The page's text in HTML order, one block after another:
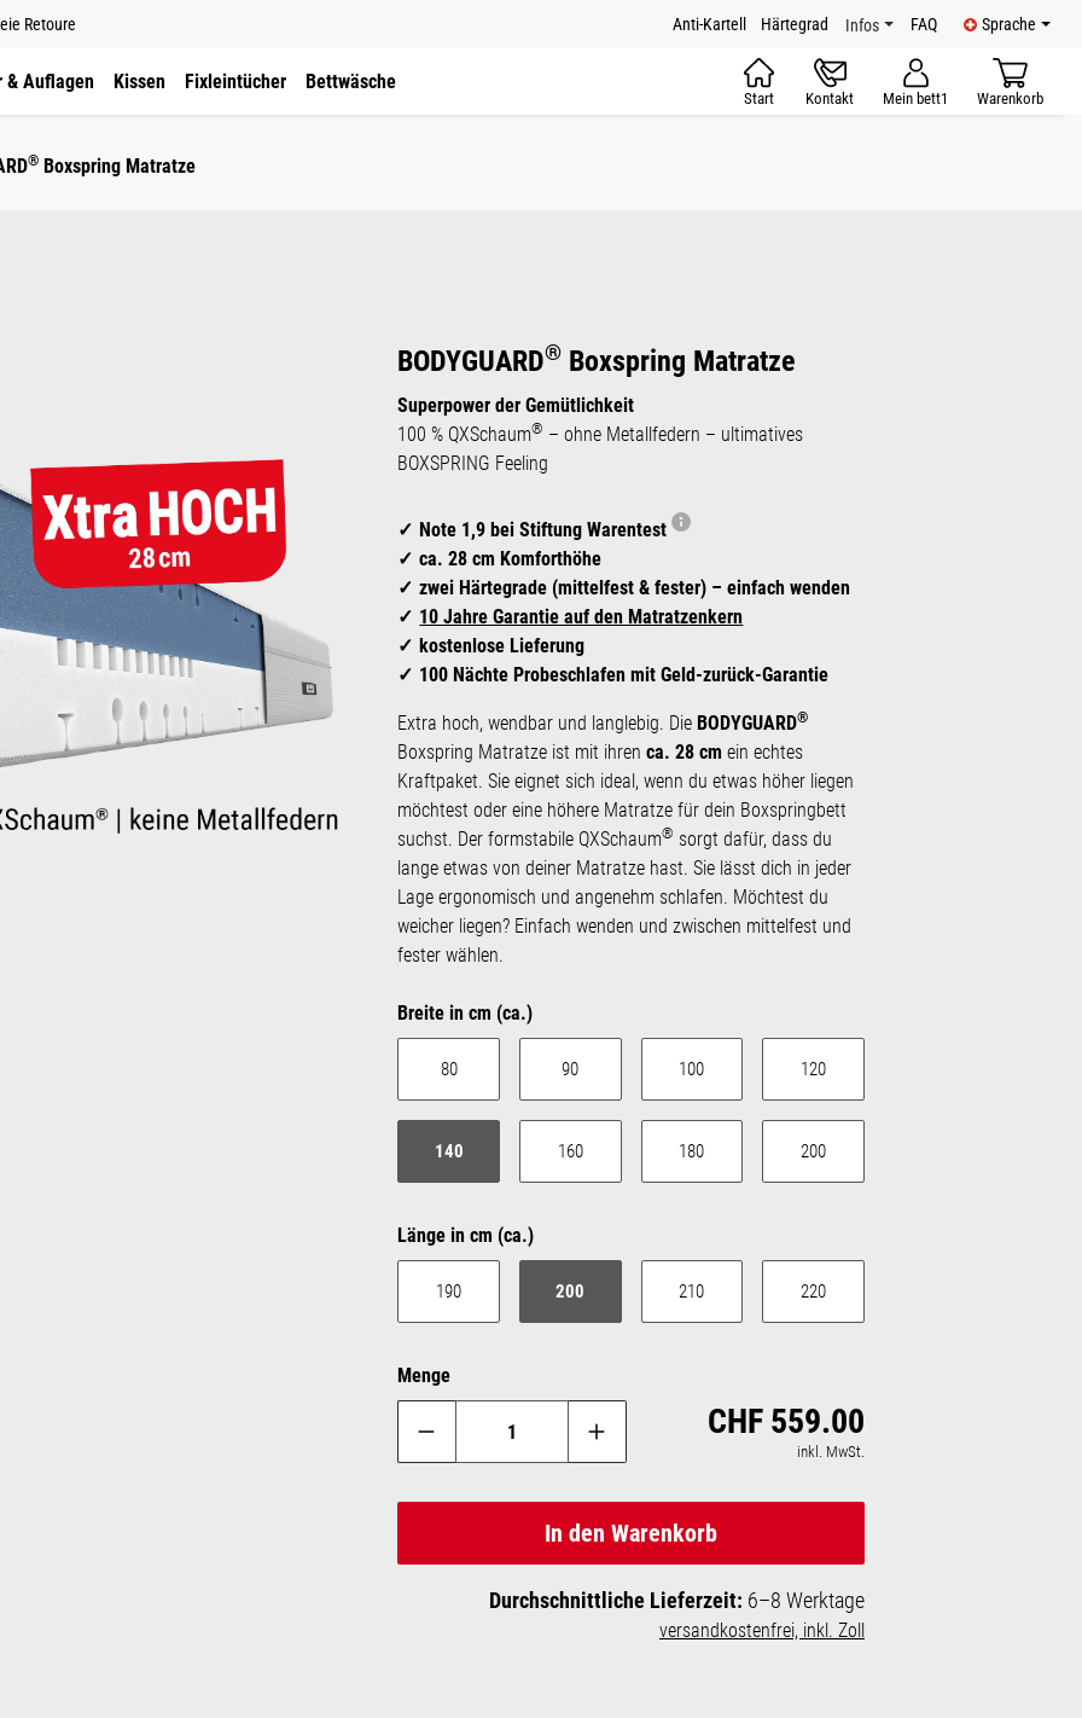
Retoure Anti-Kartell Härtegrad Infos FAQ Sprache
& Auflagen Kissen Fixleintücher Bettwäsche
Start Kontakt Mein bett1 Warenkorb
® Boxspring Matratze
BODYGUARD® Boxspring Matratze
Superpower der Gemütlichkeit
100 % QXSchaum® – ohne Metallfedern – ultimatives
BOXSPRING Feeling
Note 1,9 bei Stiftung Warentest
ca. 28 cm Komforthöhe
zwei Härtegrade (mittelfest & fester) – einfach wenden
10 Jahre Garantie auf den Matratzenkern
kostenlose Lieferung
100 Nächte Probeschlafen mit Geld-zurück-Garantie
Extra hoch, wendbar und langlebig. Die BODYGUARD®
Boxspring Matratze ist mit ihrenca. 28 cmein echtes
Kraftpaket. Sie eignet sich ideal, wenn du etwas höher liegen
möchtest oder eine höhere Matratze für dein Boxspringbett
suchst. Der formstabile QXSchaum® sorgt dafür, dass du
lange etwas von deiner Matratze hast. Sie lässt dich in jeder
Lage ergonomisch und angenehm schlafen. Möchtest du
weicher liegen? Einfach wenden und zwischen mittelfest und
fester wählen.
Breite in cm (ca.)auswählen
80 90 100 120
140 160 180 200
Länge in cm (ca.)auswählen
190 200 210 220
Menge
Regulärer Preis:
CHF 559.00
inkl. MwSt.
In den Warenkorb
Durchschnittliche Lieferzeit: 6–8 Werktage
versandkostenfrei, inkl. Zoll